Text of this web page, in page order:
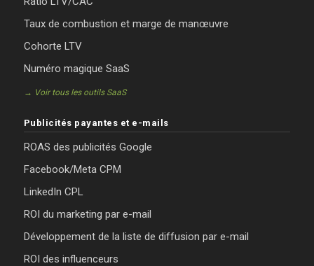
Taux de combustion et marge de manœuvre
Cohorte LTV
Numéro magique SaaS
→ Voir tous les outils SaaS
Publicités payantes et e-mails
ROAS des publicités Google
Facebook/Meta CPM
LinkedIn CPL
ROI du marketing par e-mail
Développement de la liste de diffusion par e-mail
ROI des influenceurs